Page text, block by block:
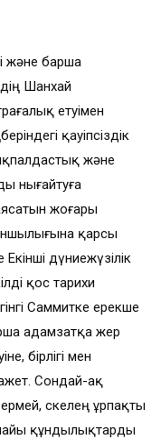
және барша
Шанхай
етуімен
қауіпсіздік
және
нығайтуға
жоғары
қарсы
дүниежүзілік
қос тарихи
Саммитке ерекше
адамзатқа жер
бірлігі мен
Сондай-ақ
өскелең ұрпақты
құндылықтарды